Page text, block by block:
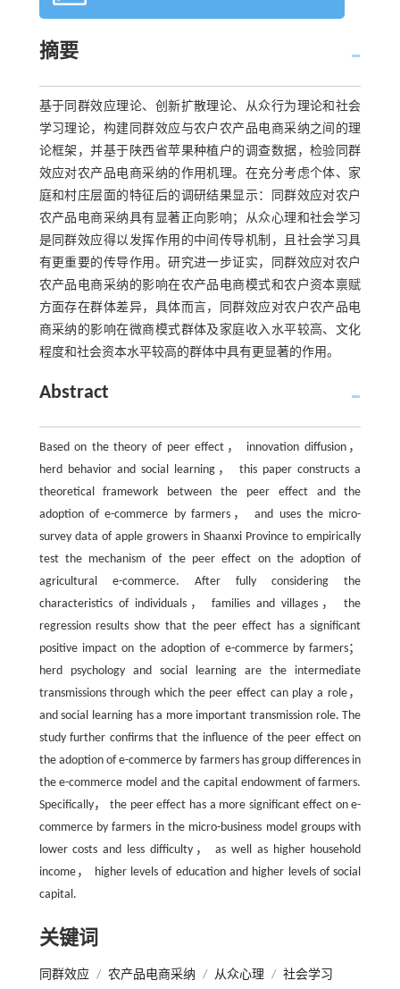
摘要
基于同群效应理论、创新扩散理论、从众行为理论和社会
学习理论，构建同群效应与农户农产品电商采纳之间的理
论框架，并基于陕西省苹果种植户的调查数据，检验同群
效应对农产品电商采纳的作用机理。在充分考虑个体、家
庭和村庄层面的特征后的调研结果显示：同群效应对农户
农产品电商采纳具有显著正向影响；从众心理和社会学习
是同群效应得以发挥作用的中间传导机制，且社会学习具
有更重要的传导作用。研究进一步证实，同群效应对农户
农产品电商采纳的影响在农产品电商模式和农户资本禀赋
方面存在群体差异，具体而言，同群效应对农户农产品电
商采纳的影响在微商模式群体及家庭收入水平较高、文化
程度和社会资本水平较高的群体中具有更显著的作用。
Abstract
Based on the theory of peer effect， innovation diffusion，
herd behavior and social learning， this paper constructs a
theoretical framework between the peer effect and the
adoption of e-commerce by farmers， and uses the micro-
survey data of apple growers in Shaanxi Province to empirically
test the mechanism of the peer effect on the adoption of
agricultural e-commerce. After fully considering the
characteristics of individuals， families and villages， the
regression results show that the peer effect has a significant
positive impact on the adoption of e-commerce by farmers；
herd psychology and social learning are the intermediate
transmissions through which the peer effect can play a role，
and social learning has a more important transmission role. The
study further confirms that the influence of the peer effect on
the adoption of e-commerce by farmers has group differences in
the e-commerce model and the capital endowment of farmers.
Specifically， the peer effect has a more significant effect on e-
commerce by farmers in the micro-business model groups with
lower costs and less difficulty， as well as higher household
income， higher levels of education and higher levels of social
capital.
关键词
同群效应 / 农产品电商采纳 / 从众心理 / 社会学习